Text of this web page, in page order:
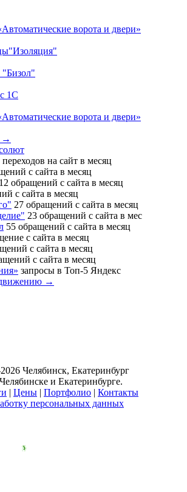
ворота и двери»
1С
ворота и двери»
→
переходов на сайт в месяц
с сайта в месяц
12 обращений с сайта в месяц
с сайта в месяц
27 обращений с сайта в месяц
23 обращений с сайта в мес
55 обращений с сайта в месяц
с сайта в месяц
с сайта в месяц
с сайта в месяц
запросы в Топ-5 Яндекс
→
Челябинск, Екатеринбург
и Екатеринбурге.
| Цены | Портфолио | Контакты
персональных данных